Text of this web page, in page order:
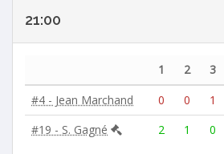
21:00
1 2 3
#4 - Jean Marchand
0 0 1
#19 - S. Gagné
2 1 0